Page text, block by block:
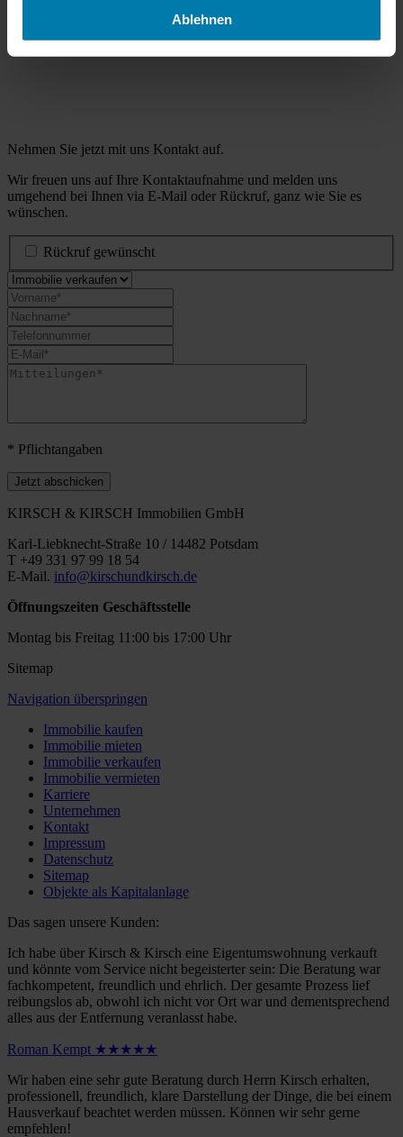
Ablehnen
Nehmen Sie jetzt mit uns Kontakt auf.
Wir freuen uns auf Ihre Kontaktaufnahme und melden uns
umgehend bei Ihnen via E-Mail oder Rückruf, ganz wie Sie es
wünschen.
Rückruf gewünscht
* Pflichtangaben
Jetzt abschicken
KIRSCH & KIRSCH Immobilien GmbH
Karl-Liebknecht-Straße 10 / 14482 Potsdam
T +49 331 97 99 18 54
E-Mail. info@kirschundkirsch.de
Öffnungszeiten Geschäftsstelle
Montag bis Freitag 11:00 bis 17:00 Uhr
Sitemap
Navigation überspringen
Immobilie kaufen
Immobilie mieten
Immobilie verkaufen
Immobilie vermieten
Karriere
Unternehmen
Kontakt
Impressum
Datenschutz
Sitemap
Objekte als Kapitalanlage
Das sagen unsere Kunden:
Ich habe über Kirsch & Kirsch eine Eigentumswohnung verkauft
und könnte vom Service nicht begeisterter sein: Die Beratung war
fachkompetent, freundlich und ehrlich. Der gesamte Prozess lief
reibungslos ab, obwohl ich nicht vor Ort war und dementsprechend
alles aus der Entfernung veranlasst habe.
Roman Kempt ★★★★★
Wir haben eine sehr gute Beratung durch Herrn Kirsch erhalten,
professionell, freundlich, klare Darstellung der Dinge, die bei einem
Hausverkauf beachtet werden müssen. Können wir sehr gerne
empfehlen!